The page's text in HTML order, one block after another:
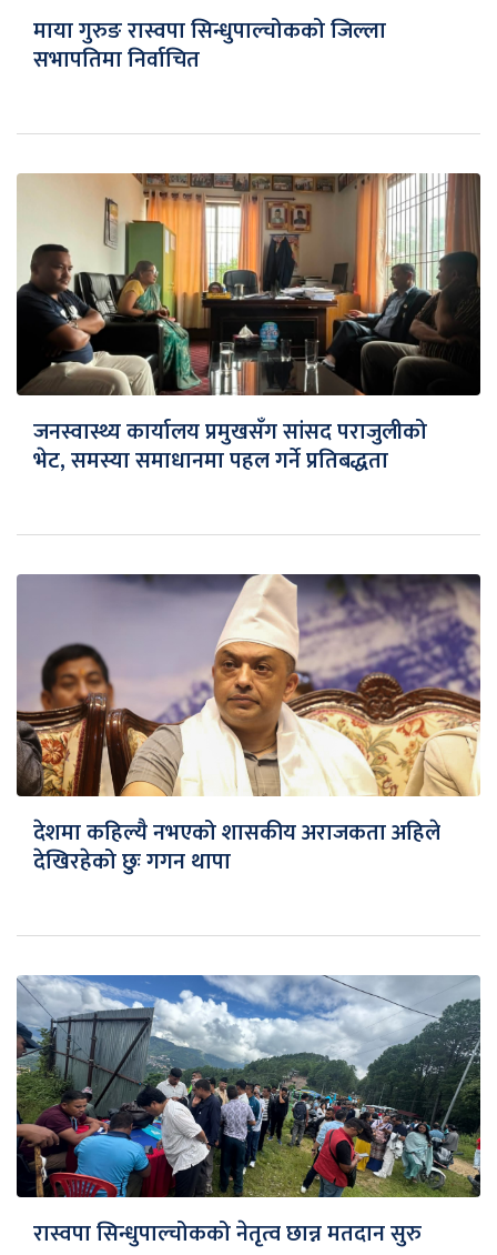
माया गुरुङ रास्वपा सिन्धुपाल्चोकको जिल्ला
सभापतिमा निर्वाचित
जनस्वास्थ्य कार्यालय प्रमुखसँग सांसद पराजुलीको
भेट, समस्या समाधानमा पहल गर्ने प्रतिबद्धता
देशमा कहिल्यै नभएको शासकीय अराजकता अहिले
देखिरहेको छुः गगन थापा
रास्वपा सिन्धुपाल्चोकको नेतृत्व छान्न मतदान सुरु